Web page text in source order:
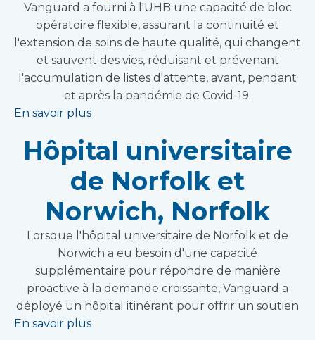
Vanguard a fourni à l'UHB une capacité de bloc
opératoire flexible, assurant la continuité et
l'extension de soins de haute qualité, qui changent
et sauvent des vies, réduisant et prévenant
l'accumulation de listes d'attente, avant, pendant
et après la pandémie de Covid-19.
En savoir plus
Hôpital universitaire
de Norfolk et
Norwich, Norfolk
Lorsque l'hôpital universitaire de Norfolk et de
Norwich a eu besoin d'une capacité
supplémentaire pour répondre de manière
proactive à la demande croissante, Vanguard a
déployé un hôpital itinérant pour offrir un soutien
En savoir plus